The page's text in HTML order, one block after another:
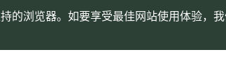
的浏览器。如要享受最佳网站使用体验